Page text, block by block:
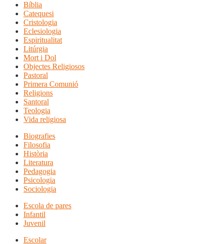
Bíblia
Catequesi
Cristologia
Eclesiologia
Espiritualitat
Litúrgia
Mort i Dol
Objectes Religiosos
Pastoral
Primera Comunió
Religions
Santoral
Teologia
Vida religiosa
Biografies
Filosofia
Història
Literatura
Pedagogia
Psicologia
Sociologia
Escola de pares
Infantil
Juvenil
Escolar